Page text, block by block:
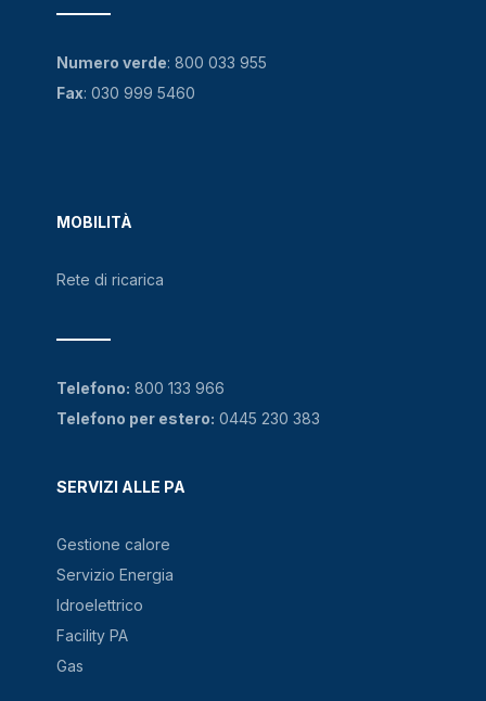
MOBILITÀ
Rete di ricarica
SERVIZI ALLE PA
Gestione calore
Servizio Energia
Idroelettrico
Facility PA
Gas
Numero verde: 800 033 955
Fax: 030 999 5460
Telefono: 800 133 966
Telefono per estero: 0445 230 383